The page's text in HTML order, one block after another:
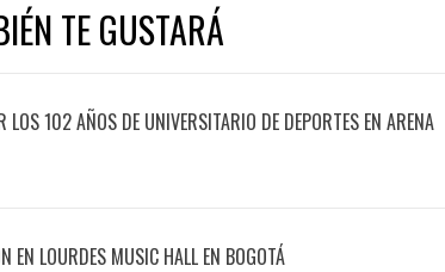
TE GUSTARÁ
102 AÑOS DE UNIVERSITARIO DE DEPORTES EN ARENA
EN LOURDES MUSIC HALL EN BOGOTÁ